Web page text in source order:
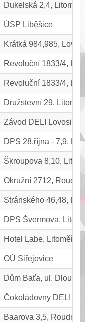
Dukelská 2,4,
ÚSP Liběšice
Krátká 984,985,
Revoluční 1833/4,
Revoluční 1833/4,
Družstevní 29,
Závod DELI Lovosice,
DPS 28.října - 7,9,
Škroupova 8,10,
Okružní 2712,
Stránského 46,48,
DPS Švermova,
Hotel Labe, Litoměřice
OÚ Siřejovice
Dům Baťa, ul. Dlouhá,
Čokoládovny DELI -
Baarova 3,5,